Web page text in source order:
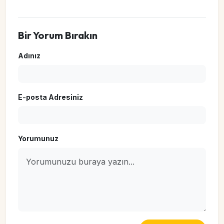
Bir Yorum Bırakın
Adınız
E-posta Adresiniz
Yorumunuz